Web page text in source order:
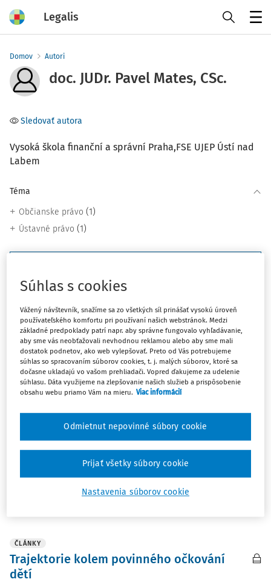
Legalis
Domov Autori
doc. JUDr. Pavel Mates, CSc.
Sledovať autora
Vysoká škola finanční a správní Praha,FSE UJEP Ústí nad
Labem
Téma
Občianske právo (1)
Ústavné právo (1)
Zoradiť podľa:
Najnovšie Najstaršie
ČLÁNKY
Sládeček, V. - Frumarová, K. - Pouperová,
Kluwer, 2026, stran 536
vychází-li odborná kniha, již v pátém vydání, vypovídá to
samo osobě o její kvalitě. Co do struktury přidržují se...
doc. JUDr. Pavel Mates CSc.
ČLÁNKY
Trajektorie kolem povinného očkování
dětí
Súhlas s cookies
Vážený návštevník, snažíme sa zo všetkých síl prinášať vysokú úroveň
používateľského komfortu pri používaní našich webstránok. Medzi
základné predpoklady patrí napr. aby správne fungovalo vyhľadávanie,
aby sme vás neobťažovali nevhodnou reklamou alebo aby sme mali
dostatok podnetov, ako web vylepšovať. Preto od Vás potrebujeme
súhlas so spracovaním súborov cookies, t. j. malých súborov, ktoré sa
dočasne ukladajú vo vašom prehliadači. Vopred ďakujeme za udelenie
súhlasu. Dáta využijeme na zlepšovanie našich služieb a prispôsobenie
obsahu webu priamo Vám na mieru. Viac informácií
Nastavenia súborov cookie
Odmietnut nepovinné súbory cookie
Prijať všetky súbory cookie